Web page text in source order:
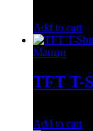
Add to cart
Маици
TFT T-
Add to cart